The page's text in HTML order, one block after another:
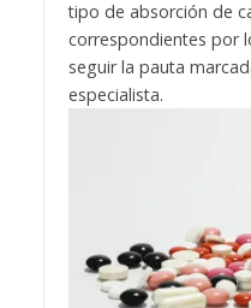
tipo de absorción de
correspondientes por
seguir la pauta
especialista.